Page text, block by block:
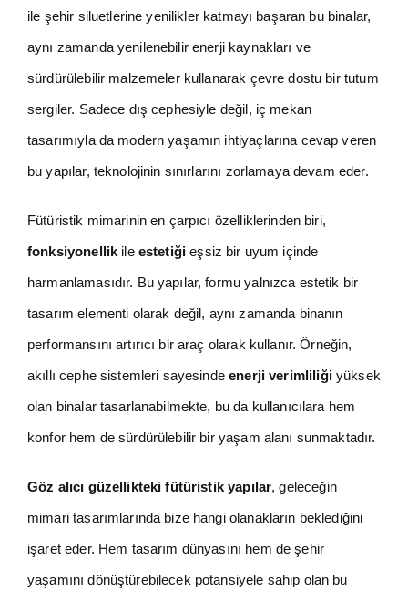
ile şehir siluetlerine yenilikler katmayı başaran bu binalar,
aynı zamanda yenilenebilir enerji kaynakları ve
sürdürülebilir malzemeler kullanarak çevre dostu bir tutum
sergiler. Sadece dış cephesiyle değil, iç mekan
tasarımıyla da modern yaşamın ihtiyaçlarına cevap veren
bu yapılar, teknolojinin sınırlarını zorlamaya devam eder.
Fütüristik mimarinin en çarpıcı özelliklerinden biri,
fonksiyonellik ile estetiği eşsiz bir uyum içinde
harmanlamasıdır. Bu yapılar, formu yalnızca estetik bir
tasarım elementi olarak değil, aynı zamanda binanın
performansını artırıcı bir araç olarak kullanır. Örneğin,
akıllı cephe sistemleri sayesindeenerji verimliliğiyüksek
olan binalar tasarlanabilmekte, bu da kullanıcılara hem
konfor hem de sürdürülebilir bir yaşam alanı sunmaktadır.
Göz alıcı güzellikteki fütüristik yapılar, geleceğin
mimari tasarımlarında bize hangi olanakların beklediğini
işaret eder. Hem tasarım dünyasını hem de şehir
yaşamını dönüştürebilecek potansiyele sahip olan bu